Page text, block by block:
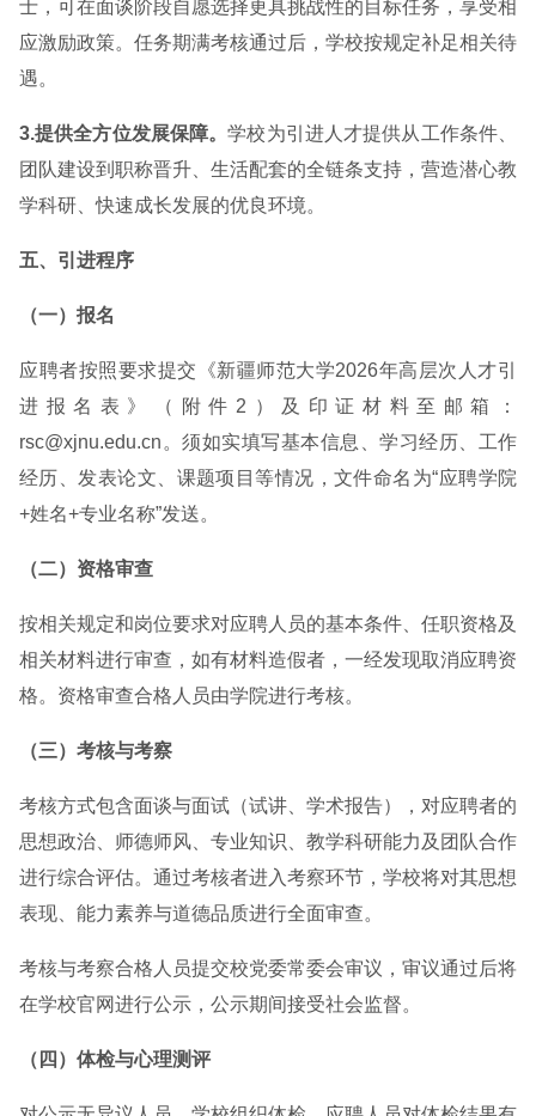
士，可在面谈阶段自愿选择更具挑战性的目标任务，享受相
应激励政策。任务期满考核通过后，学校按规定补足相关待
遇。
3.提供全方位发展保障。学校为引进人才提供从工作条件、
团队建设到职称晋升、生活配套的全链条支持，营造潜心教
学科研、快速成长发展的优良环境。
五、引进程序
（一）报名
应聘者按照要求提交《新疆师范大学2026年高层次人才引
进报名表》（附件2）及印证材料至邮箱：
rsc@xjnu.edu.cn。须如实填写基本信息、学习经历、工作
经历、发表论文、课题项目等情况，文件命名为“应聘学院
+姓名+专业名称”发送。
（二）资格审查
按相关规定和岗位要求对应聘人员的基本条件、任职资格及
相关材料进行审查，如有材料造假者，一经发现取消应聘资
格。资格审查合格人员由学院进行考核。
（三）考核与考察
考核方式包含面谈与面试（试讲、学术报告），对应聘者的
思想政治、师德师风、专业知识、教学科研能力及团队合作
进行综合评估。通过考核者进入考察环节，学校将对其思想
表现、能力素养与道德品质进行全面审查。
考核与考察合格人员提交校党委常委会审议，审议通过后将
在学校官网进行公示，公示期间接受社会监督。
（四）体检与心理测评